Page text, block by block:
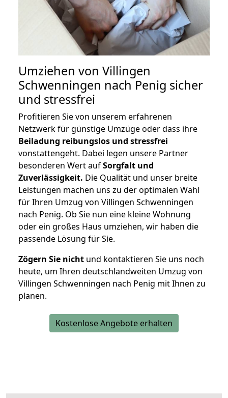
Umziehen von Villingen
Schwenningen nach Penig sicher
und stressfrei
Profitieren Sie von unserem erfahrenen
Netzwerk für günstige Umzüge oder dass ihre
Beiladung reibungslos und stressfrei
vonstattengeht. Dabei legen unsere Partner
besonderen Wert aufSorgfalt und
Zuverlässigkeit. Die Qualität und unser breite
Leistungen machen uns zu der optimalen Wahl
für Ihren Umzug von Villingen Schwenningen
nach Penig. Ob Sie nun eine kleine Wohnung
oder ein großes Haus umziehen, wir haben die
passende Lösung für Sie.
Zögern Sie nicht und kontaktieren Sie uns noch
heute, um Ihren deutschlandweiten Umzug von
Villingen Schwenningen nach Penig mit Ihnen zu
planen.
Kostenlose Angebote erhalten